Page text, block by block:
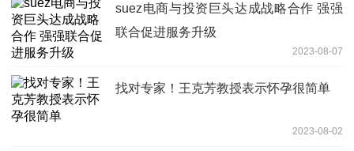
suez电商与投资巨头达成战略合作 强强
联合促进服务升级
2023-08-07
找对专家！王克芳教授表示怀孕很简单
2023-08-02